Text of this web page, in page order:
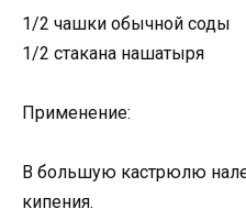
1/2 чашки обычной соды
1/2 стакана нашатыря
Применение:
В большую кастрюлю
кипения.